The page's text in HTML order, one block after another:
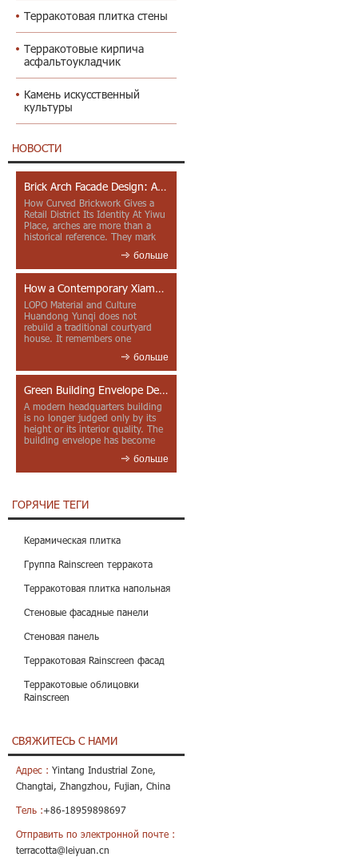
Терракотовая плитка стены
Терракотовые кирпича
асфальтоукладчик
Камень искусственный
культуры
НОВОСТИ
Brick Arch Facade Design: A Closer Look at Yiwu Place
How Curved Brickwork Gives a
Retail District Its Identity At Yiwu
Place, arches are more than a
historical reference. They mark
больше
How a Contemporary Xiamen Project Reframes Minnan Red Brick
LOPO Material and Culture
Huandong Yunqi does not
rebuild a traditional courtyard
house. It remembers one
больше
Green Building Envelope Design: Clay Sunscreen Fins for Modern Headquarters Architecture
A modern headquarters building
is no longer judged only by its
height or its interior quality. The
building envelope has become
больше
ГОРЯЧИЕ ТЕГИ
Керамическая плитка
Группа Rainscreen терракота
Терракотовая плитка напольная
Стеновые фасадные панели
Стеновая панель
Терракотовая Rainscreen фасад
Терракотовые облицовки
Rainscreen
СВЯЖИТЕСЬ С НАМИ
Адрес : Yintang Industrial Zone,
Changtai, Zhangzhou, Fujian, China
Тель :+86-18959898697
Отправить по электронной почте :
terracotta@leiyuan.cn